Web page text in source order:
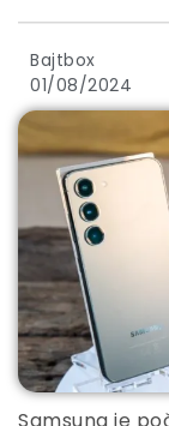
Bajtbox
01/08/2024